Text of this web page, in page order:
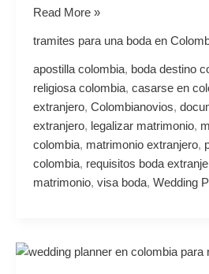
Read More »
tramites para una boda en
apostilla colombia, boda destino
religiosa colombia, casarse en
extranjero, Colombianovios,
extranjero, legalizar matrimonio,
colombia, matrimonio extranjero,
colombia, requisitos boda
matrimonio, visa boda, Wedding
Wedding